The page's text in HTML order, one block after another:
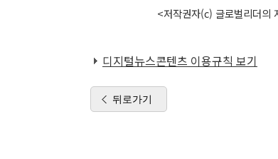
<저작권자(c) 글로벌리더
디지털뉴스콘텐츠 이용규칙 보기
뒤로가기